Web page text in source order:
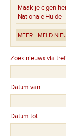
Maak je eigen
Nationale Hulde
MEER MELD
Zoek nieuws via
Datum van:
Datum tot: